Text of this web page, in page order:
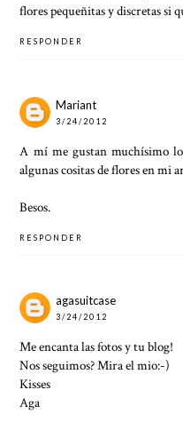
flores pequeñitas y discretas si
RESPONDER
Mariant
3/24/2012
A mí me gustan muchísimo
algunas cositas de flores en mi
Besos.
RESPONDER
agasuitcase
3/24/2012
Me encanta las fotos y tu blog!
Nos seguimos? Mira el mio:-)
Kisses
Aga